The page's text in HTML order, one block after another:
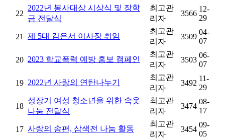
22
2022년 봉사대상 시상식 및 장학
금 전달식
최고관
리자
3566
12-
29
21 제 5대 김은서 이사장 취임
최고관
리자
3509
04-
07
20 2023 학교폭력 예방 홍보 캠페인
최고관
리자
3503
06-
07
19 2022년 사랑의 연탄나누기
최고관
리자
3492
11-
29
18
성장기 여성 청소년을 위한 속옷
나눔 전달식
최고관
리자
3474
08-
17
17 사랑의 송편, 삼색전 나눔 활동
최고관
리자
3454
09-
05